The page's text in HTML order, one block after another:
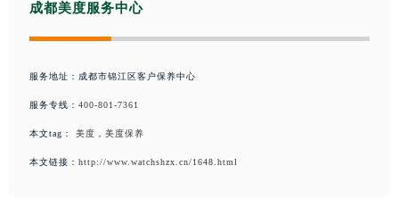
成都美度服务中心
服务地址：成都市锦江区客户保养中心
服务专线： 400-801-7361
本文tag： 美度 ， 美度保养
本文链接： http://www.watchshzx.cn/1648.html